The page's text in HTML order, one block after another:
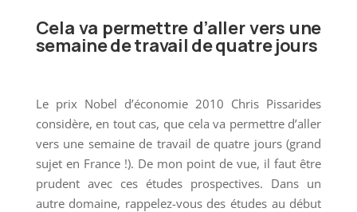
Cela va permettre d’aller vers une
semaine de travail de quatre jours
Le prix Nobel d’économie 2010 Chris Pissarides
considère, en tout cas, que cela va permettre d’aller
vers une semaine de travail de quatre jours (grand
sujet en France !). De mon point de vue, il faut être
prudent avec ces études prospectives. Dans un
autre domaine, rappelez-vous des études au début